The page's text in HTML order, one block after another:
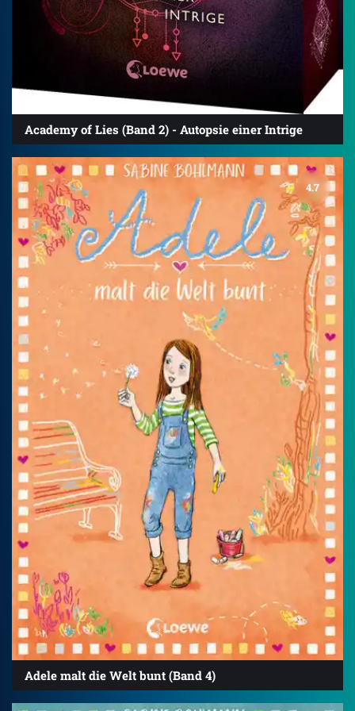
Academy of Lies (Band 2) - Autopsie einer Intrige
4.7
Adele malt die Welt bunt (Band 4)